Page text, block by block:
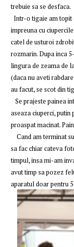
trebuie sa se desfaca.
Intr-o tigaie am topit
impreuna cu
catel de usturoi
rozmarin. Dupa inca
lingura de zeama de
(daca nu aveti
au facut, se scot din
Se prajeste painea
aseaza ciuperci,
proaspat macinat.
Cand am terminat
sa fac chiar cateva
timpul, insa mi-am
avut timp sa pozez
aparatul doar pentru